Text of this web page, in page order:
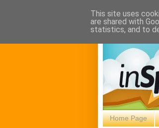
Home Page
This site uses
are shared with
statistics, and to